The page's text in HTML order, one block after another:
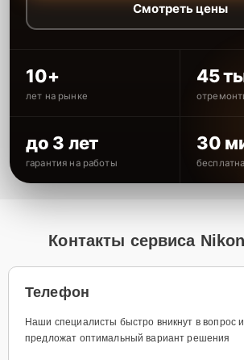
Смотреть цены
10+
лет на рынке
45
до 3 лет
гарантия на работы
30
Контакты сервиса
Телефон
Наши специалисты быстро вникнут в вопрос и
предложат оптимальный вариант решения